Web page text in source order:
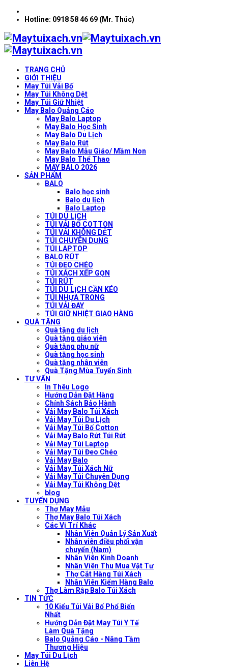
Hotline: 0918 58 46 69 (Mr. Thúc)
TRANG CHỦ
GIỚI THIỆU
May Túi Vải Bố
May Túi Không Dệt
May Túi Giữ Nhiệt
May Balo Quảng Cáo
May Balo Laptop
May Balo Học Sinh
May Balo Du Lịch
May Balo Rút
May Balo Mẫu Giáo/ Mầm Non
May Balo Thể Thao
MAY BALO 2026
SẢN PHẨM
BALO
Balo học sinh
Balo du lịch
Balo Laptop
TÚI DU LỊCH
TÚI VẢI BỐ COTTON
TÚI VẢI KHÔNG DỆT
TÚI CHUYÊN DỤNG
TÚI LAPTOP
BALO RÚT
TÚI ĐEO CHÉO
TÚI XÁCH XẾP GỌN
TÚI RÚT
TÚI DU LỊCH CẦN KÉO
TÚI NHỰA TRONG
TÚI VẢI ĐAY
TÚI GIỮ NHIỆT GIAO HÀNG
QUÀ TẶNG
Quà tặng du lịch
Quà tặng giáo viên
Quà tặng phụ nữ
Quà tặng học sinh
Quà tặng nhân viên
Quà Tặng Mùa Tuyển Sinh
TƯ VẤN
In Thêu Logo
Hướng Dẫn Đặt Hàng
Chính Sách Bảo Hành
Vải May Balo Túi Xách
Vải May Túi Du Lịch
Vải May Túi Bố Cotton
Vải May Balo Rút Túi Rút
Vải May Túi Laptop
Vải May Túi Đeo Chéo
Vải May Balo
Vải May Túi Xách Nữ
Vải May Túi Chuyên Dụng
Vải May Túi Không Dệt
blog
TUYỂN DỤNG
Thợ May Mẫu
Thợ May Balo Túi Xách
Các Vị Trí Khác
Nhân Viên Quản Lý Sản Xuất
Nhân viên điều phối vận
chuyển (Nam)
Nhân Viên Kinh Doanh
Nhân Viên Thu Mua Vật Tư
Thợ Cắt Hàng Túi Xách
Nhân Viên Kiểm Hàng Balo
Thợ Làm Rập Balo Túi Xách
TIN TỨC
10 Kiểu Túi Vải Bố Phổ Biến
Nhất
Hướng Dẫn Đặt May Túi Y Tế
Làm Quà Tặng
Balo Quảng Cáo - Nâng Tầm
Thương Hiệu
May Túi Du Lịch
Liên Hệ